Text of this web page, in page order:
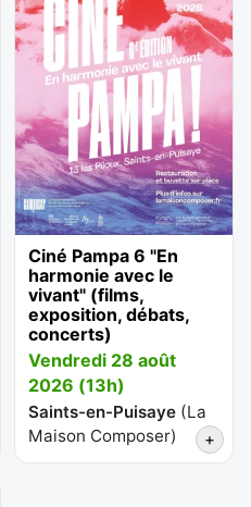
Ciné Pampa 6 "En
harmonie avec le
vivant" (films,
exposition, débats,
concerts)
Vendredi 28 août
2026 (13h)
Saints-en-Puisaye(La
Maison Composer) +